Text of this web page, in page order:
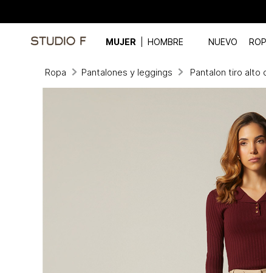
MUJER HOMBRE NUEVO
Ropa Pantalones y leggings Pantalon tiro alto